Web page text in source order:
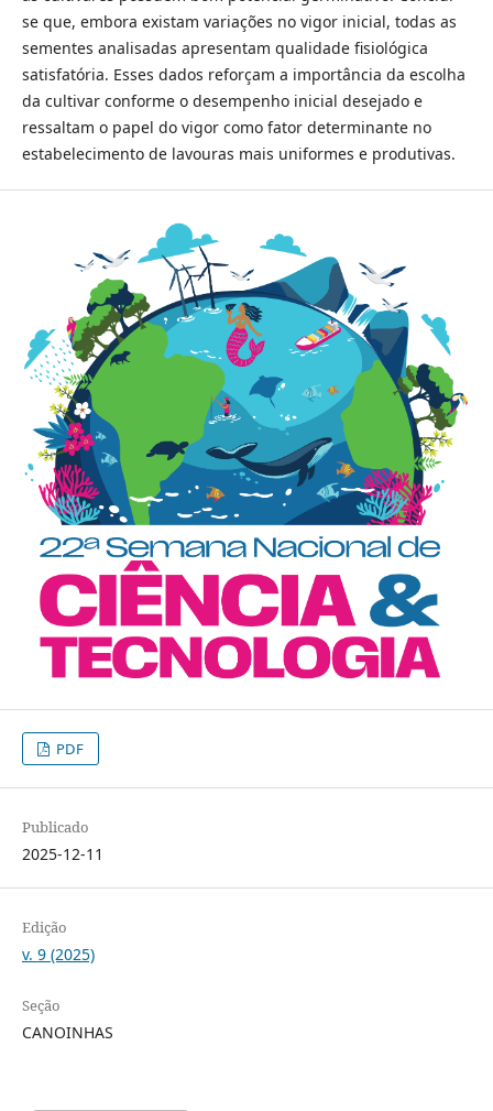
se que, embora existam variações no vigor inicial, todas as
sementes analisadas apresentam qualidade fisiológica
satisfatória. Esses dados reforçam a importância da escolha
da cultivar conforme o desempenho inicial desejado e
ressaltam o papel do vigor como fator determinante no
estabelecimento de lavouras mais uniformes e produtivas.
PDF
Publicado
2025-12-11
Edição
v. 9 (2025)
Seção
CANOINHAS